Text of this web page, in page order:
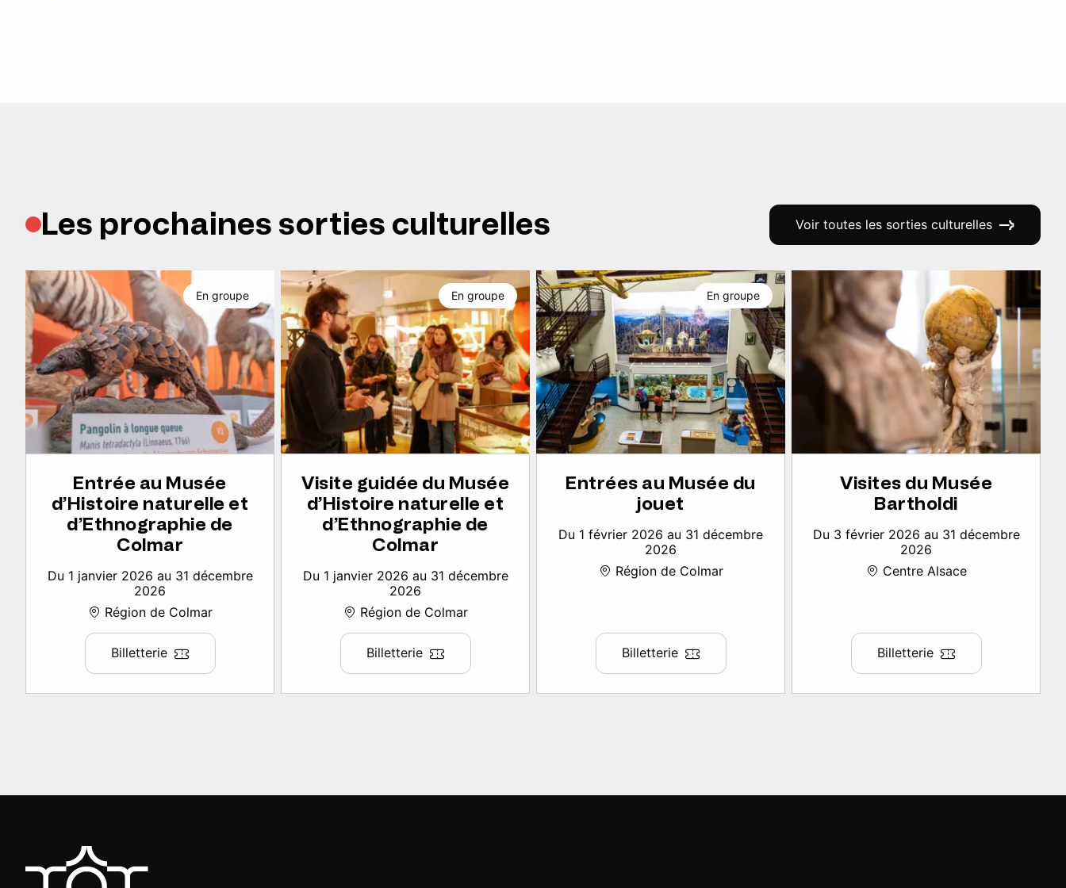
Les prochaines sorties culturelles Voir toutes les sorties culturelles
Entrée au Musée
d’Histoire naturelle et
d’Ethnographie de
Colmar
Du 1 janvier 2026 au 31 décembre
2026
Région de Colmar
Billetterie
En groupe
Visite guidée du Musée
d’Histoire naturelle et
d’Ethnographie de
Colmar
Du 1 janvier 2026 au 31 décembre
2026
Région de Colmar
Billetterie
En groupe
Entrées au Musée du
jouet
Du 1 février 2026 au 31 décembre
2026
Région de Colmar
Billetterie
En groupe
Visites du Musée
Bartholdi
Du 3 février 2026 au 31 décembre
2026
Centre Alsace
Billetterie